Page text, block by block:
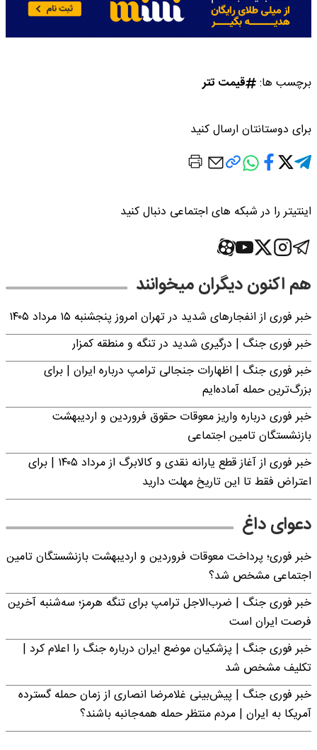
برچسب ها: قیمت تتر
برای دوستانتان ارسال کنید
اینتیتر را در شبکه های اجتماعی دنبال کنید
هم اکنون دیگران میخوانند
خبر فوری از انفجارهای شدید در تهران امروز پنجشنبه ۱۵ مرداد ۱۴۰۵
خبر فوری جنگ | درگیری شدید در تنگه و منطقه کمزار
خبر فوری جنگ | اظهارات جنجالی ترامپ درباره ایران | برای
بزرگ‌ترین حمله آماده‌ایم
خبر فوری درباره واریز معوقات حقوق فروردین و اردیبهشت
بازنشستگان تامین اجتماعی
خبر فوری از آغاز قطع یارانه نقدی و کالابرگ از مرداد ۱۴۰۵ | برای
اعتراض فقط تا این تاریخ مهلت دارید
دعوای داغ
خبر فوری؛ پرداخت معوقات فروردین و اردیبهشت بازنشستگان تامین
اجتماعی مشخص شد؟
خبر فوری جنگ | ضرب‌الاجل ترامپ برای تنگه هرمز؛ سه‌شنبه آخرین
فرصت ایران است
خبر فوری جنگ | پزشکیان موضع ایران درباره جنگ را اعلام کرد |
تکلیف مشخص شد
خبر فوری جنگ | پیش‌بینی غلامرضا انصاری از زمان حمله گسترده
آمریکا به ایران | مردم منتظر حمله همه‌جانبه باشند؟